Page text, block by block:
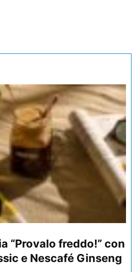
“Provalo freddo!” con
e Nescafé Ginseng